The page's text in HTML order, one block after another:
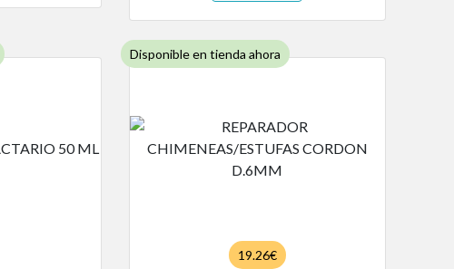
Disponible en tienda ahora
19.26€